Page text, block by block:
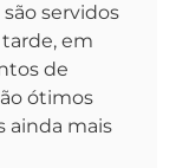
servidos
em
de
ótimos
ainda mais